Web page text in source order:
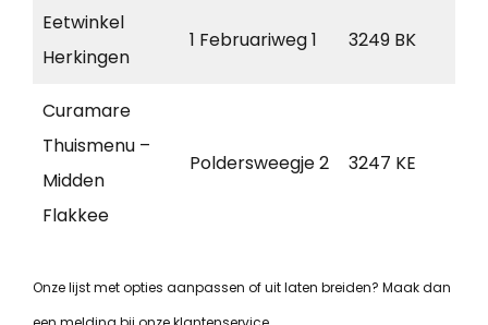
Eetwinkel
Herkingen
1 Februariweg 1 3249 BK
Curamare
Thuismenu –
Midden
Flakkee
Poldersweegje 2 3247 KE
Onze lijst met opties aanpassen of uit laten breiden? Maak dan